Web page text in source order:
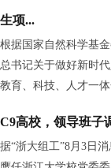
生项...
根据国家自然科学基
总书记关于做好新时
教育、科技、人才一
C9高校，领导班子
据“浙大组工”8月3日